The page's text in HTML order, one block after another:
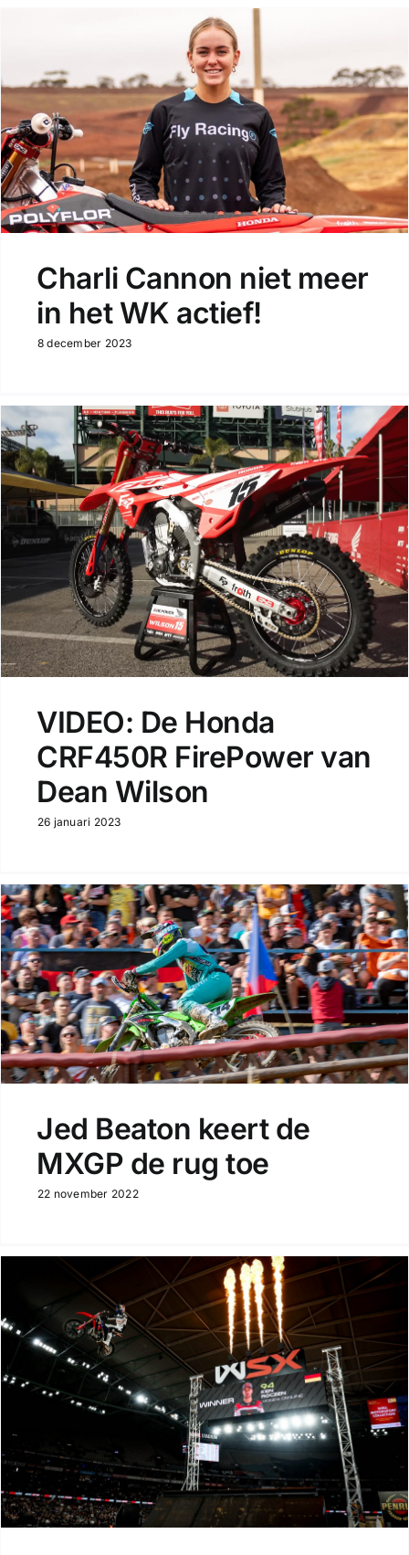
Charli Cannon niet meer
in het WK actief!
8 december 2023
VIDEO: De Honda
CRF450R FirePower van
Dean Wilson
26 januari 2023
Jed Beaton keert de
MXGP de rug toe
22 november 2022